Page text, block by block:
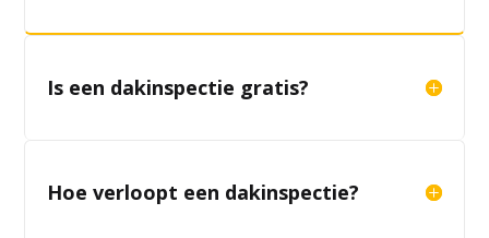
Is een dakinspectie gratis?
Hoe verloopt een dakinspectie?